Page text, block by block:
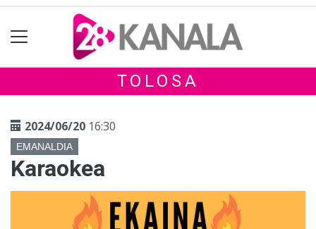
TOLOSA
2024/06/20 16:30
EMANALDIA
Karaokea